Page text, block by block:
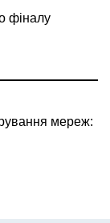
фіналу
мереж: